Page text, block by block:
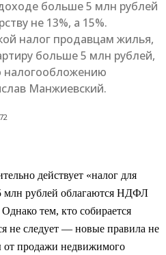
больше 5 млн рублей
не 13%, а 15%.
налог продавцам жилья,
больше 5 млн рублей,
налогообложению
Манжиевский.
действует «налог для
рублей облагаются НДФЛ
тем, кто собирается
не следует — новые правила не
от продажи недвижимого